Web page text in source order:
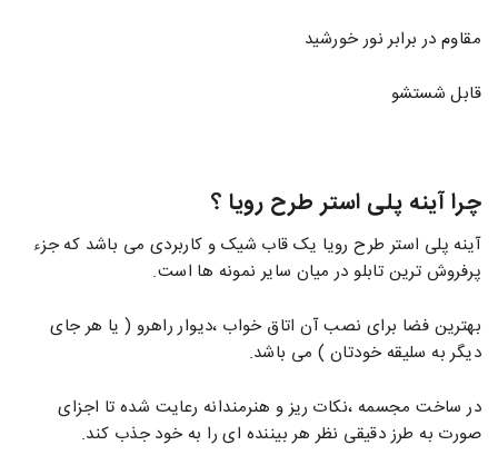
مقاوم در برابر نور خورشید
قابل شستشو
چرا آینه پلی استر طرح رویا ؟
آینه پلی استر طرح رویا یک قاب شیک و کاربردی می باشد که جزء
پرفروش ترین تابلو در میان سایر نمونه ها است.
بهترین فضا برای نصب آن اتاق خواب ،دیوار راهرو ( یا هر جای
دیگر به سلیقه خودتان ) می باشد.
در ساخت مجسمه ،نکات ریز و هنرمندانه رعایت شده تا اجزای
صورت به طرز دقیقی نظر هر بیننده ای را به خود جذب کند.